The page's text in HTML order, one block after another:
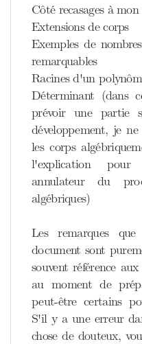
Côté recasages à mon
Extensions de corps
Exemples de
remarquables
Racines d'un
Déterminant (dans
prévoir une partie
développement, je
les corps
l'explication
annulateur du
algébriques)
Les remarques
document sont
souvent référence
au moment de
peut-être certains
S'il y a une erreur
chose de douteux,